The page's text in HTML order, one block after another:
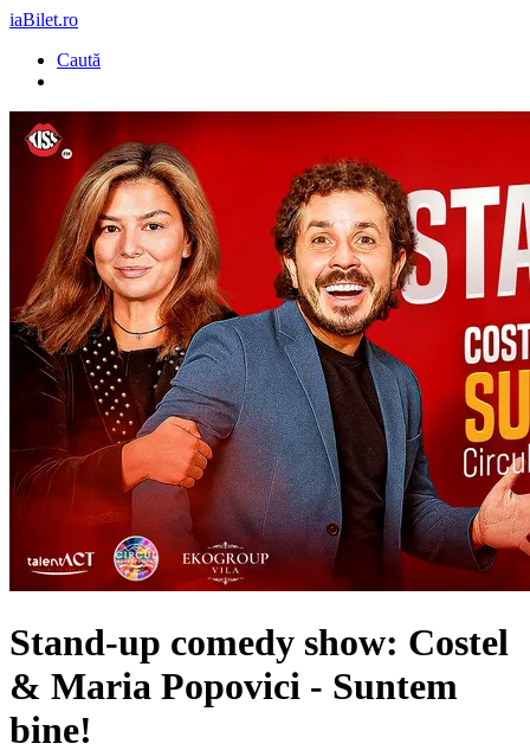
iaBilet.ro
Caută
Stand-up comedy show: Costel
& Maria Popovici - Suntem
bine!